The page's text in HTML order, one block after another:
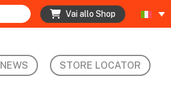
Vai allo Shop
NEWS STORE LOCATOR